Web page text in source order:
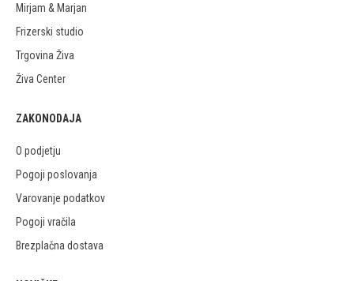
Mirjam & Marjan
Frizerski studio
Trgovina Živa
Živa Center
ZAKONODAJA
O podjetju
Pogoji poslovanja
Varovanje podatkov
Pogoji vračila
Brezplačna dostava